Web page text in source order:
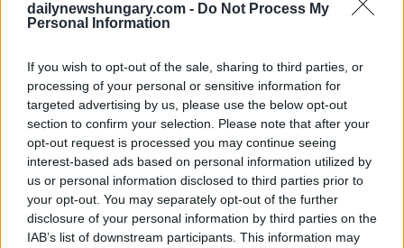
dailynewshungary.com - Do Not Process My
Personal Information
If you wish to opt-out of the sale, sharing to third parties, or
processing of your personal or sensitive information for
targeted advertising by us, please use the below opt-out
section to confirm your selection. Please note that after your
opt-out request is processed you may continue seeing
interest-based ads based on personal information utilized by
us or personal information disclosed to third parties prior to
your opt-out. You may separately opt-out of the further
disclosure of your personal information by third parties on the
IAB’s list of downstream participants. This information may